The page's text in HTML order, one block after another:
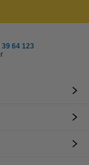
64 123